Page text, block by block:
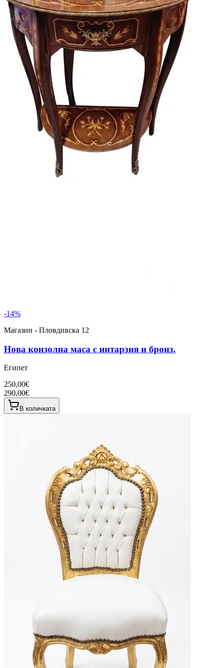
-14%
Магазин - Пловдивска 12
Нова конзолна маса с интарзия и бронз.
Египет
250,00€
290,00€
В количката